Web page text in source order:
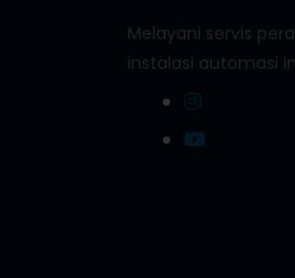
Melayani servis
instalasi automasi